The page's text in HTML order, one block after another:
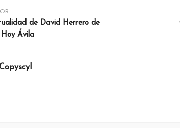
de David Herrero de
Ávila